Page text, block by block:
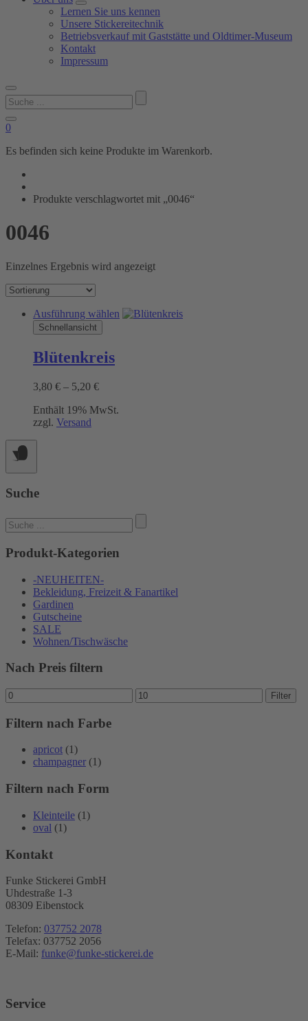
Lernen Sie uns kennen
Unsere Stickereitechnik
Betriebsverkauf mit Gaststätte und Oldtimer-Museum
Kontakt
Impressum
Suchen
nach:
0
Es befinden sich keine Produkte im Warenkorb.
Produkte verschlagwortet mit „0046“
0046
Einzelnes Ergebnis wird angezeigt
Ausführung wählen Dieses
Schnellansicht
Blütenkreis
3,80 € – 5,20 €Preisspanne:
bis
Enthält 19% MwSt.
zzgl. Versand
Suche
Suchen
nach:
Produkt-Kategorien
-NEUHEITEN-
Bekleidung, Freizeit & Fanartikel
Gardinen
Gutscheine
SALE
Wohnen/Tischwäsche
Nach Preis filtern
Min.
Preis
Max.
Preis
Filter
Filtern nach Farbe
apricot (1)
champagner (1)
Filtern nach Form
Kleinteile (1)
oval (1)
Kontakt
Funke Stickerei GmbH
Uhdestraße 1-3
08309 Eibenstock
Telefon: 037752 2078
Telefax: 037752 2056
E-Mail: funke@funke-stickerei.de
Service